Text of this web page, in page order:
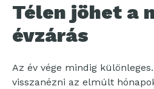
Télen jöhet a
évzárás
Az év vége mindig
visszanézni az elmúlt